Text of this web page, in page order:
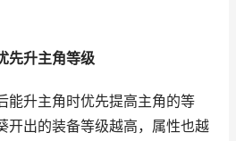
先升主角等级
升主角时优先提高主角的等
开出的装备等级越高，属性也越